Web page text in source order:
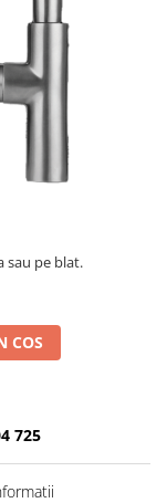
sau pe blat.
COS
725